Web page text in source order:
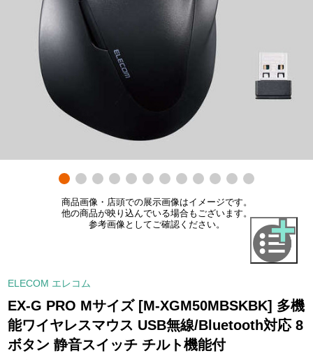
商品画像・店頭での展示画像はイメージです。
他の商品が映り込んでいる場合もございます。
参考画像としてご確認ください。
ELECOM エレコム
EX-G PRO Mサイズ [M-XGM50MBSKBK] 多機
能ワイヤレスマウス USB無線/Bluetooth対応 8
ボタン 静音スイッチ チルト機能付